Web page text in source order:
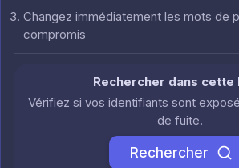
Changez immédiatement les mots de
compromis
Rechercher dans cette
Vérifiez si vos identifiants sont
de fuite.
Rechercher